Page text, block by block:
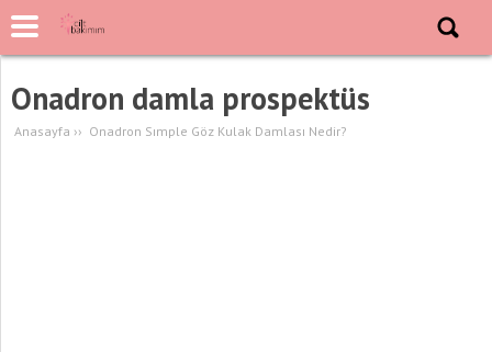
Onadron damla prospektüs
Anasayfa ›› Onadron Sımple Göz Kulak Damlası Nedir?